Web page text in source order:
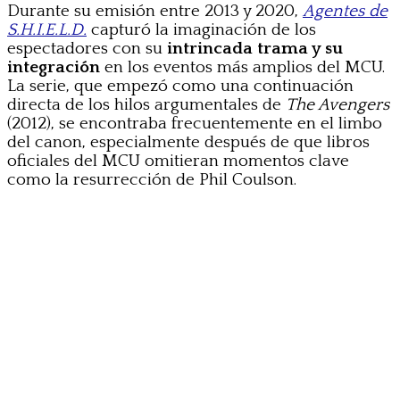
Durante su emisión entre 2013 y 2020,Agentes de
S.H.I.E.L.D. capturó la imaginación de los
espectadores con su intrincada trama y su
integración en los eventos más amplios del MCU.
La serie, que empezó como una continuación
directa de los hilos argumentales de The Avengers
(2012), se encontraba frecuentemente en el limbo
del canon, especialmente después de que libros
oficiales del MCU omitieran momentos clave
como la resurrección de Phil Coulson.